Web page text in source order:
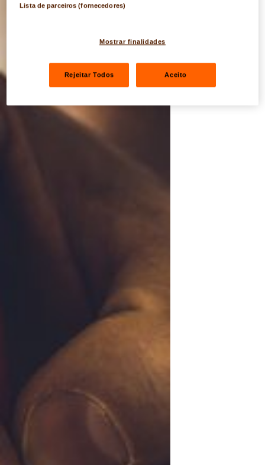
Lista de parceiros (fornecedores)
Mostrar finalidades
Rejeitar Todos Aceito